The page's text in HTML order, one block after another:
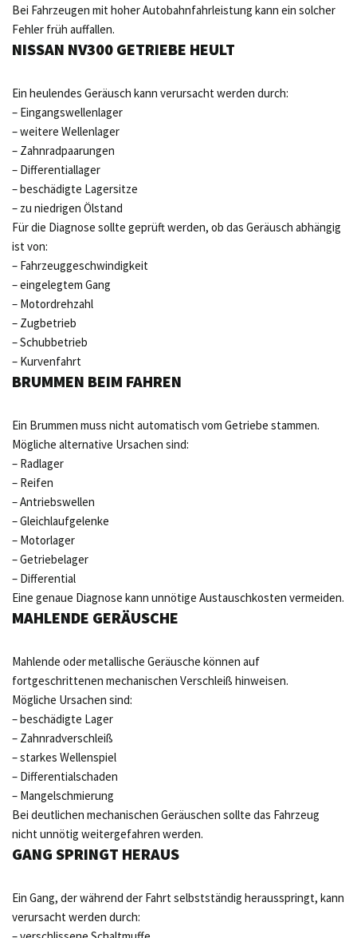
Bei Fahrzeugen mit hoher Autobahnfahrleistung kann ein solcher
Fehler früh auffallen.
NISSAN NV300 GETRIEBE HEULT
Ein heulendes Geräusch kann verursacht werden durch:
– Eingangswellenlager
– weitere Wellenlager
– Zahnradpaarungen
– Differentiallager
– beschädigte Lagersitze
– zu niedrigen Ölstand
Für die Diagnose sollte geprüft werden, ob das Geräusch abhängig
ist von:
– Fahrzeuggeschwindigkeit
– eingelegtem Gang
– Motordrehzahl
– Zugbetrieb
– Schubbetrieb
– Kurvenfahrt
BRUMMEN BEIM FAHREN
Ein Brummen muss nicht automatisch vom Getriebe stammen.
Mögliche alternative Ursachen sind:
– Radlager
– Reifen
– Antriebswellen
– Gleichlaufgelenke
– Motorlager
– Getriebelager
– Differential
Eine genaue Diagnose kann unnötige Austauschkosten vermeiden.
MAHLENDE GERÄUSCHE
Mahlende oder metallische Geräusche können auf
fortgeschrittenen mechanischen Verschleiß hinweisen.
Mögliche Ursachen sind:
– beschädigte Lager
– Zahnradverschleiß
– starkes Wellenspiel
– Differentialschaden
– Mangelschmierung
Bei deutlichen mechanischen Geräuschen sollte das Fahrzeug
nicht unnötig weitergefahren werden.
GANG SPRINGT HERAUS
Ein Gang, der während der Fahrt selbstständig herausspringt, kann
verursacht werden durch: